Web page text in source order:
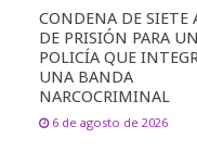
CONDENA DE SIETE
DE PRISIÓN PARA
POLICÍA QUE
UNA BANDA
NARCOCRIMINAL
6 de agosto de 2026